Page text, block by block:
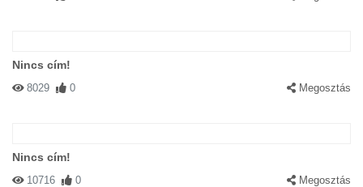
Nincs cím!
8029 0 Megosztás
Nincs cím!
10716 0 Megosztás